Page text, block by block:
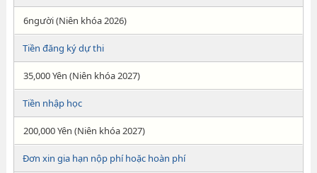
6người (Niên khóa 2026)
Tiền đăng ký dự thi
35,000 Yên (Niên khóa 2027)
Tiền nhập học
200,000 Yên (Niên khóa 2027)
Đơn xin gia hạn nộp phí hoặc hoàn phí